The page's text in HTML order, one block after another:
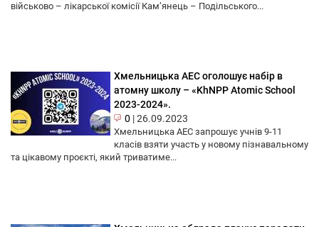
військово – лікарської комісії Кам’янець – Подільського...
Хмельницька АЕС оголошує набір в
атомну школу – «KhNPP Atomic School
2023-2024».
0 |26.09.2023
Хмельницька АЕС запрошує учнів 9-11
класів взяти участь у новому пізнавальному
та цікавому проєкті, який триватиме...